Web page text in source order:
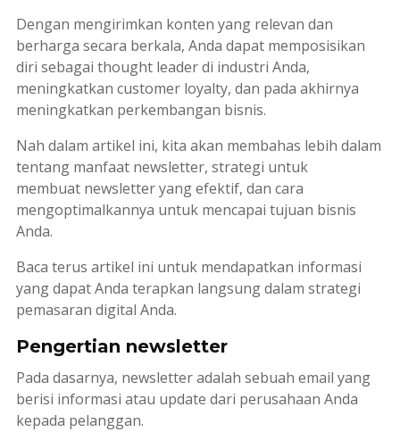
Dengan mengirimkan konten yang relevan dan
berharga secara berkala, Anda dapat memposisikan
diri sebagai thought leaderdi industri Anda,
meningkatkan customer loyalty, dan pada akhirnya
meningkatkan perkembangan bisnis.
Nah dalam artikel ini, kita akan membahas lebih dalam
tentang manfaat newsletter, strategi untuk
membuat newsletteryang efektif, dan cara
mengoptimalkannya untuk mencapai tujuan bisnis
Anda.
Baca terus artikel ini untuk mendapatkan informasi
yang dapat Anda terapkan langsung dalam strategi
pemasaran digital Anda.
Pengertian newsletter
Pada dasarnya, newsletteradalah sebuah email yang
berisi informasi atau update dari perusahaan Anda
kepada pelanggan.